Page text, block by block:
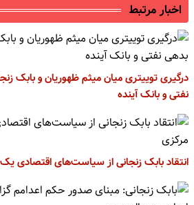
اخبار مرتبط
درگیری توییتری میان میثم ظهوریان و بابک
نفتی و بانک آینده
انتقاد بابک زنجانی از سیاست‌های اقتصادی